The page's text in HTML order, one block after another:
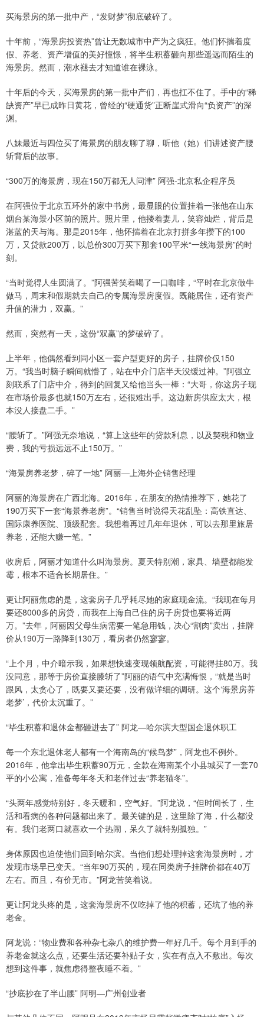
买海景房的第一批中产，“发财梦”彻底破碎了。
十年前，“海景房投资热”曾让无数城市中产为之疯狂。他们怀揣着度
假、养老、资产增值的美好憧憬，将半生积蓄砸向那些遥远而陌生的
海景房。然而，潮水褪去才知道谁在裸泳。
十年后的今天，买海景房的第一批中产们，再也扛不住了。手中的“稀
缺资产”早已成昨日黄花，曾经的“硬通货”正断崖式滑向“负资产”的深
渊。
八妹最近与四位买了海景房的朋友聊了聊，听他（她）们讲述资产腰
斩背后的故事。
“300万的海景房，现在150万都无人问津” 阿强-北京私企程序员
在阿强位于北京五环外的家中书房，最显眼的位置挂着一张他在山东
烟台某海景小区前的照片。照片里，他搂着妻儿，笑容灿烂，背后是
湛蓝的天与海。那是2015年，他怀揣着在北京打拼多年攒下的100
万，又贷款200万，以总价300万买下那套100平米“一线海景房”的时
刻。
“当时觉得人生圆满了。”阿强苦笑着喝了一口咖啡，“平时在北京做牛
做马，周末和假期就去自己的专属海景房度假。既能居住，还有资产
升值的潜力，双赢。”
然而，突然有一天，这份“双赢”的梦破碎了。
上半年，他偶然看到同小区一套户型更好的房子，挂牌价仅150
万。“我当时脑子瞬间就懵了，站在中介门店半天没缓过神。”阿强立
刻联系了门店中介，得到的回复又给他当头一棒：“大哥，你这房子现
在市场价最多也就150万左右，还很难出手。这边新房供应太大，根
本没人接盘二手。”
“腰斩了。”阿强无奈地说，“算上这些年的贷款利息，以及契税和物业
费，我的亏损远远不止150万。”
“海景房养老梦，碎了一地” 阿丽—上海外企销售经理
阿丽的海景房在广西北海。2016年，在朋友的热情推荐下，她花了
190万买下一套“海景养老房”。“销售当时说得天花乱坠：高铁直达、
国际康养医院、顶级配套。我想着再过几年年退休，可以去那里旅居
养老，还能大赚一笔。”
收房后，阿丽才知道什么叫海景房。夏天特别潮，家具、墙壁都能发
霉，根本不适合长期居住。”
更让阿丽焦虑的是，这套房子几乎耗尽她的家庭现金流。“我现在每月
要还8000多的房贷，而我在上海自己住的房子房贷也要将近两
万。”去年，阿丽因父母生病需要一笔急用钱，决心“割肉”卖出，挂牌
价从190万一路降到130万，看房者仍然寥寥。
“上个月，中介暗示我，如果想快速变现领航配资，可能得挂80万。我
没同意，那等于房价直接膝斩了”阿丽的语气中充满悔恨，“就是当时
跟风，太贪心了，既要又要还要，没有做详细的调研。这个‘海景房养
老梦’，代价太沉重了。”
“毕生积蓄和退休金都砸进去了” 阿龙—哈尔滨大型国企退休职工
每一个东北退休老人都有一个海南岛的“候鸟梦”，阿龙也不例外。
2016年，他拿出毕生积蓄90万元，全款在海南某个小县城买了一套70
平的小公寓，准备每年冬天和老伴过去“养老猫冬”。
“头两年感觉特别好，冬天暖和，空气好。”阿龙说，“但时间长了，生
活和看病的各种问题都出来了。最关键的是，这里除了海，什么都没
有。我们老两口就喜欢一个热闹，呆久了就特别孤独。”
身体原因也迫使他们回到哈尔滨。当他们想处理掉这套海景房时，才
发现市场早已变天。“当年90万买的，现在同类房子挂牌价都在40万
左右。而且，有价无市。”阿龙苦笑着说。
更让阿龙头疼的是，这套海景房不仅吃掉了他的积蓄，还坑了他的养
老金。
阿龙说：“物业费和各种杂七杂八的维护费一年好几千。每个月到手的
养老金就这么点，还要生活还要补贴子女，实在有点入不敷出。每次
想到这件事，就焦虑得整夜睡不着。”
“抄底抄在了半山腰” 阿明—广州创业者